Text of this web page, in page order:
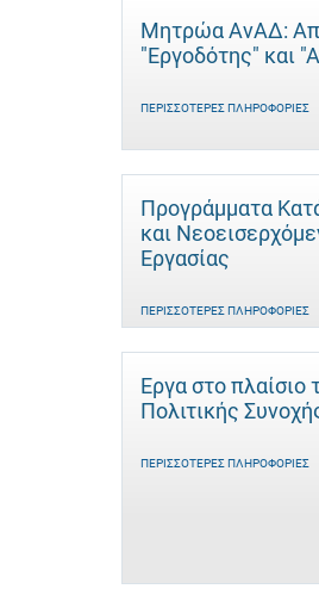
Μητρώα ΑνΑΔ:
"Εργοδότης" και
ΠΕΡΙΣΣΌΤΕΡΕΣ ΠΛΗΡΟΦΟΡΊΕΣ
Προγράμματα
και
Εργασίας
ΠΕΡΙΣΣΌΤΕΡΕΣ ΠΛΗΡΟΦΟΡΊΕΣ
Έργα στο
Πολιτικής
ΠΕΡΙΣΣΌΤΕΡΕΣ ΠΛΗΡΟΦΟΡΊΕΣ